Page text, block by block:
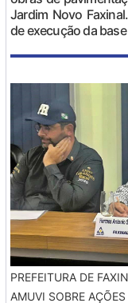
Jardim Novo
de execução da
PREFEITURA DE
AMUVI SOBRE